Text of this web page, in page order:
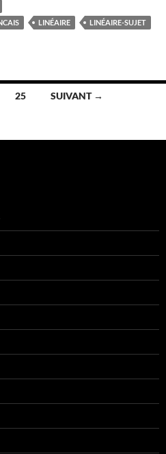
LINÉAIRE
LINÉAIRE-SUJET
25 SUIVANT →